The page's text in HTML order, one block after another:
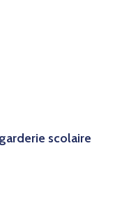
scolaire